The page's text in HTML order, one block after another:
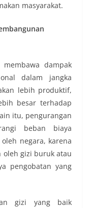
masyarakat.
dampak
dalam jangka
lebih produktif,
besar terhadap
itu, pengurangan
beban biaya
negara, karena
oleh gizi buruk atau
pengobatan yang
gizi yang baik